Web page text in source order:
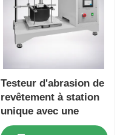
Testeur d'abrasion de
revêtement à station
unique avec une
course de 100 mm ± 5